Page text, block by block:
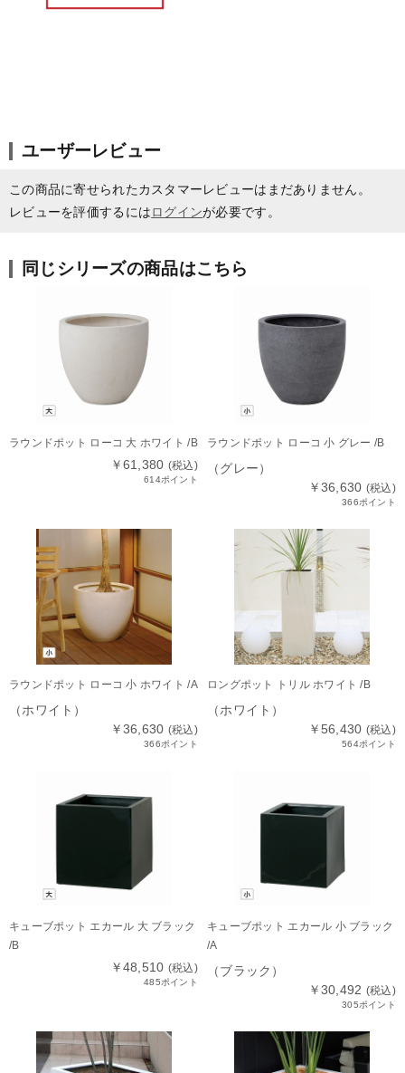
ユーザーレビュー
この商品に寄せられたカスタマーレビューはまだありません。
レビューを評価するにはログインが必要です。
同じシリーズの商品はこちら
ラウンドポット ローコ 大 ホワイト /B
￥61,380 (税込)
614ポイント
ラウンドポット ローコ 小 グレー /B
（グレー）
￥36,630 (税込)
366ポイント
ラウンドポット ローコ 小 ホワイト /A
（ホワイト）
￥36,630 (税込)
366ポイント
ロングポット トリル ホワイト /B
（ホワイト）
￥56,430 (税込)
564ポイント
キューブポット エカール 大 ブラック
/B
￥48,510 (税込)
485ポイント
キューブポット エカール 小 ブラック
/A
（ブラック）
￥30,492 (税込)
305ポイント